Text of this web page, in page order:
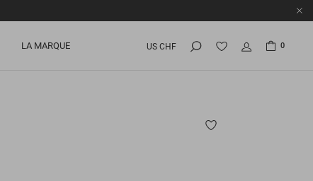
LA MARQUE US CHF 0